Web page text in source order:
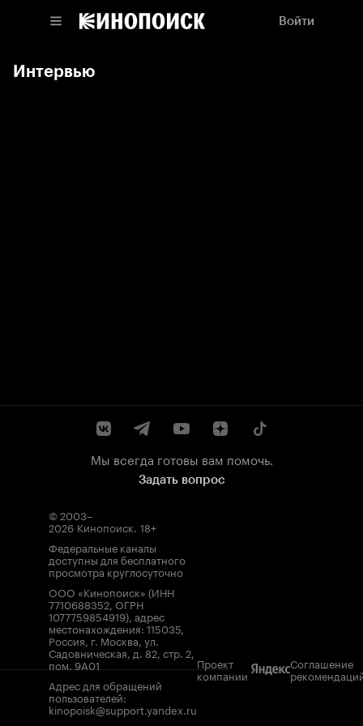
Войти
Интервью
Мы всегда готовы вам помочь.
Задать вопрос
© 2003–
2026 Кинопоиск. 18+
Федеральные каналы
доступны для бесплатного
просмотра круглосуточно
ООО «Кинопоиск» (ИНН
7710688352, ОГРН
1077759854919), адрес
местонахождения: 115035,
Россия, г. Москва, ул.
Садовническая, д. 82, стр. 2,
пом. 9А01
Адрес для обращений
пользователей:
kinopoisk@support.yandex.ru
Проект
компании
Соглашение